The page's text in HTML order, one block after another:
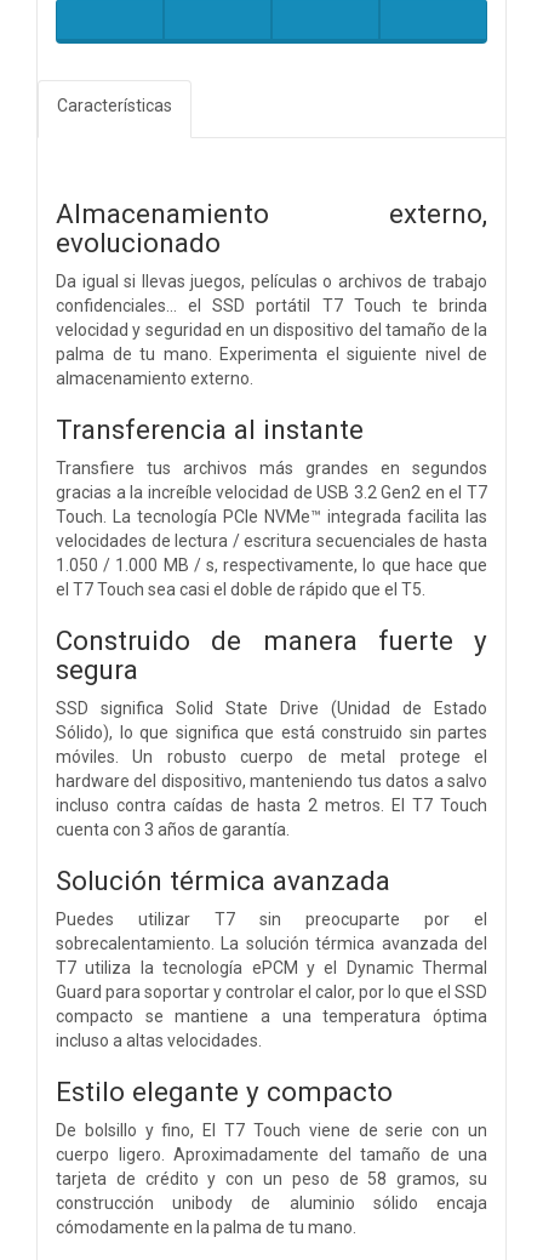
Características
Almacenamiento externo,
evolucionado
Da igual si llevas juegos, películas o archivos de trabajo
confidenciales… el SSD portátil T7 Touch te brinda
velocidad y seguridad en un dispositivo del tamaño de la
palma de tu mano. Experimenta el siguiente nivel de
almacenamiento externo.
Transferencia al instante
Transfiere tus archivos más grandes en segundos
gracias a la increíble velocidad de USB 3.2 Gen2 en el T7
Touch. La tecnología PCIe NVMe™ integrada facilita las
velocidades de lectura / escritura secuenciales de hasta
1.050 / 1.000 MB / s, respectivamente, lo que hace que
el T7 Touch sea casi el doble de rápido que el T5.
Construido de manera fuerte y
segura
SSD significa Solid State Drive (Unidad de Estado
Sólido), lo que significa que está construido sin partes
móviles. Un robusto cuerpo de metal protege el
hardware del dispositivo, manteniendo tus datos a salvo
incluso contra caídas de hasta 2 metros. El T7 Touch
cuenta con 3 años de garantía.
Solución térmica avanzada
Puedes utilizar T7 sin preocuparte por el
sobrecalentamiento. La solución térmica avanzada del
T7 utiliza la tecnología ePCM y el Dynamic Thermal
Guard para soportar y controlar el calor, por lo que el SSD
compacto se mantiene a una temperatura óptima
incluso a altas velocidades.
Estilo elegante y compacto
De bolsillo y fino, El T7 Touch viene de serie con un
cuerpo ligero. Aproximadamente del tamaño de una
tarjeta de crédito y con un peso de 58 gramos, su
construcción unibody de aluminio sólido encaja
cómodamente en la palma de tu mano.